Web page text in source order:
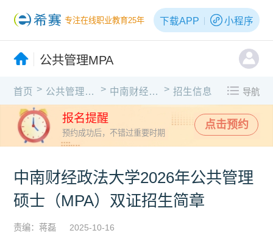
专注在线职业教育25年 下载APP 小程序
公共管理MPA
首页 > 公共管理MPA > 中南财经政法大学 > 招生信息 导航
报名提醒
预约成功后，不错过重要时期
点击预约
中南财经政法大学2026年公共管理
硕士（MPA）双证招生简章
责编：蒋磊 2025-10-16